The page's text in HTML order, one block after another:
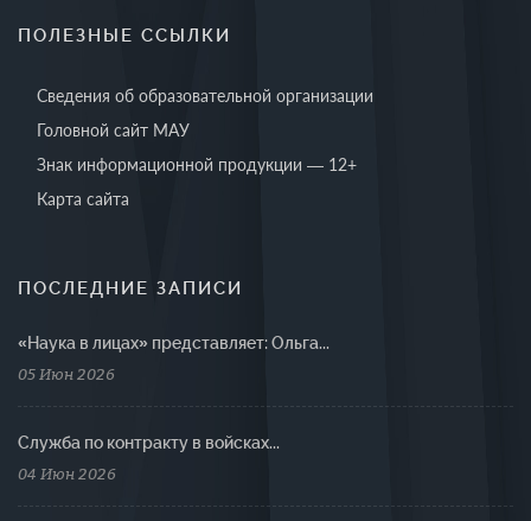
ПОЛЕЗНЫЕ ССЫЛКИ
Сведения об образовательной организации
Головной сайт МАУ
Знак информационной продукции — 12+
Карта сайта
ПОСЛЕДНИЕ ЗАПИСИ
«Наука в лицах» представляет: Ольга...
05 Июн 2026
Cлужба по контракту в войсках...
04 Июн 2026